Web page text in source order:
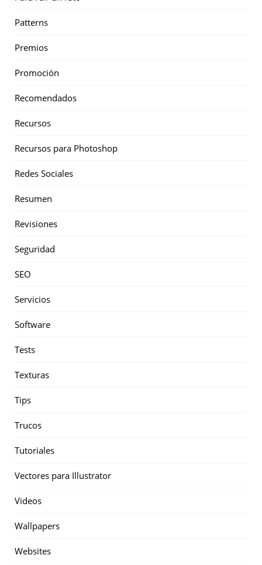
Patterns
Premios
Promoción
Recomendados
Recursos
Recursos para Photoshop
Redes Sociales
Resumen
Revisiones
Seguridad
SEO
Servicios
Software
Tests
Texturas
Tips
Trucos
Tutoriales
Vectores para Illustrator
Videos
Wallpapers
Websites